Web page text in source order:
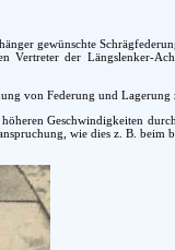
gewünschte
der Längslenker-
von Federung und
Geschwindigkeiten
wie dies z. B.